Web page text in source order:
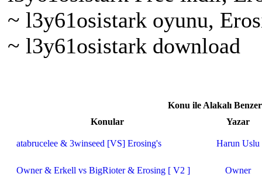
~ l3y61osistark oyunu,
~ l3y61osistark download
Konu ile Alakalı
Konular
Yazar
atabrucelee & 3winseed [VS] Erosing's Harun Uslu
Owner & Erkell vs BigRioter & Erosing [ V2 ] Owner